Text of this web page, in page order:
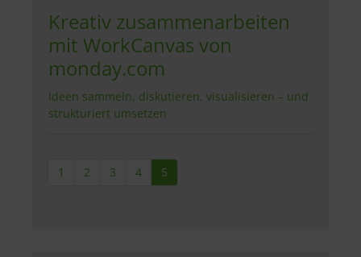
Kreativ zusammenarbeiten
mit WorkCanvas von
monday.com
Ideen sammeln, diskutieren, visualisieren – und
strukturiert umsetzen
1 2 3 4 5